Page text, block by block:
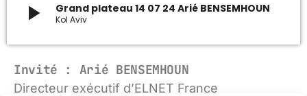
MUSIQUE
SAVEUR TRADITION ETC ..
10:00 - 10:30
play_arrow Grand plateau 14 07 24 Arié BENSEMHOUN
Kol Aviv
Invité : Arié BENSEMHOUN
Directeur exécutif d’ELNET France